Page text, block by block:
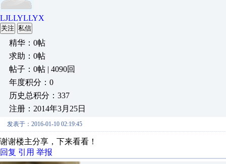
LJLLYLLYX
关注 私信
精华：0帖
求助：0帖
帖子：0帖 | 4090回
年度积分：0
历史总积分：337
注册：2014年3月25日
发表于：2016-01-10 02:19:45
谢谢楼主分享，下来看看！
回复 引用 举报